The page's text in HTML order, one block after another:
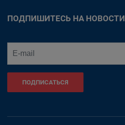
ПОДПИШИТЕСЬ НА НОВОСТИ
ПОДПИСАТЬСЯ